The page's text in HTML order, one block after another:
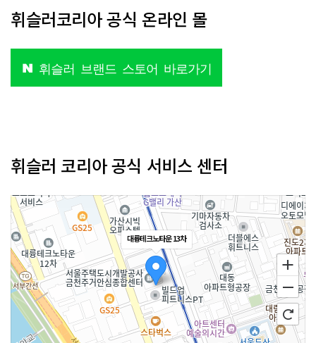
휘슬러코리아 공식 온라인 몰
휘슬러 브랜드 스토어 바로가기
휘슬러 코리아 공식 서비스 센터
대륭테크노타운 13차